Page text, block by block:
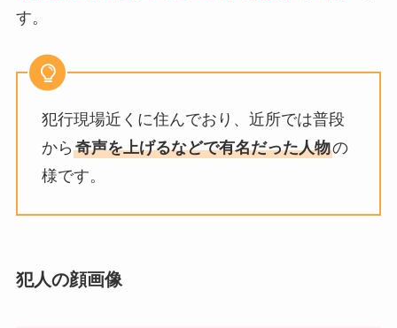
す。
犯行現場近くに住んでおり、近所では普段
から 奇声を上げるなどで有名だった人物の
様です。
犯人の顔画像